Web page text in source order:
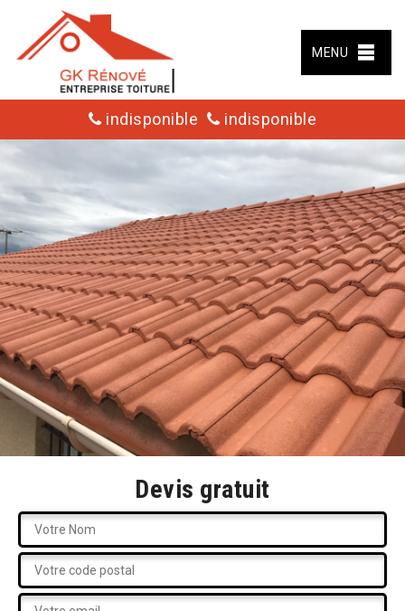
MENU
indisponible indisponible
Devis gratuit